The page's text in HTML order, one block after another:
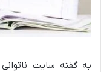
به گفته سایت